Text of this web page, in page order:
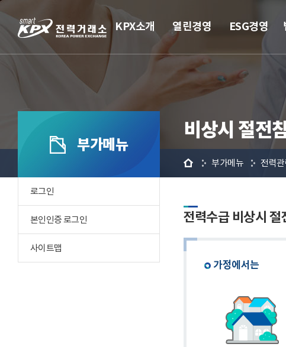
KPX소개 열린경영 ESG경영
부가메뉴
로그인
본인인증 로그인
사이트맵
비상시 절전
홈 부가메뉴 전력
전력수급 비상시 절
가정에서는